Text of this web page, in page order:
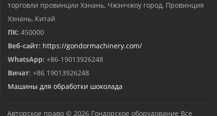
торговли провинции Хэнань, Чжэнчжоу город, Провинция
Хэнань, Китай
ПК: 450000
Веб-сайт: https://gondormachinery.com/
WhatsApp: +86-19013926248
Вичат: +86 19013926248
Машины для обработки шоколада
Авторское право © 2026 Гондорское оборудование Все